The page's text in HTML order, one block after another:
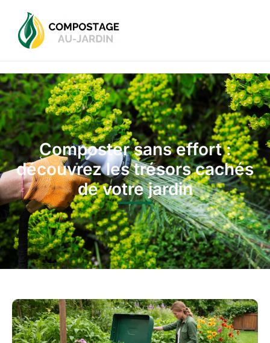
Composter sans effort :
découvrez les trésors cachés
de votre jardin